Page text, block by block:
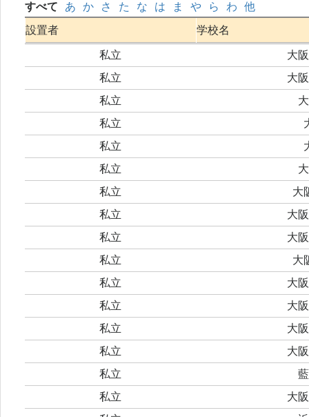
すべて あ か さ た な は ま や ら わ
他
設置者
学校名
私立
大
私立
大
私立
私立
私立
私立
私立
大
私立
大
私立
大
私立
大
私立
大
私立
大
私立
大
私立
大
私立
私立
大